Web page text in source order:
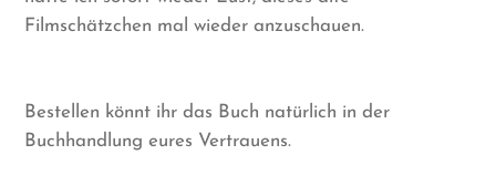
Filmschätzchen mal wieder anzuschauen.
Bestellen könnt ihr das Buch natürlich in der
Buchhandlung eures Vertrauens.